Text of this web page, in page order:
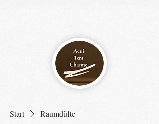
Start Raumdüfte